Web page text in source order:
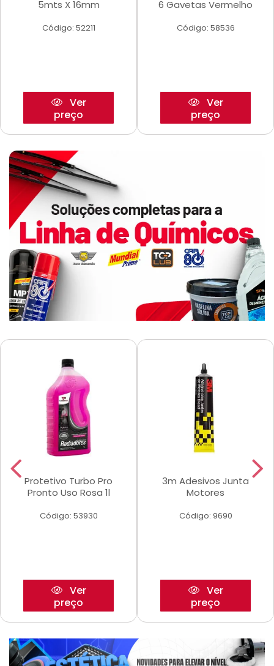
5mts X 16mm
Código: 52211
Ver
preço
6 Gavetas Vermelho
Código: 58536
Ver
preço
Protetivo Turbo Pro
Pronto Uso Rosa 1l
Código: 53930
Ver
preço
3m Adesivos Junta
Motores
Código: 9690
Ver
preço